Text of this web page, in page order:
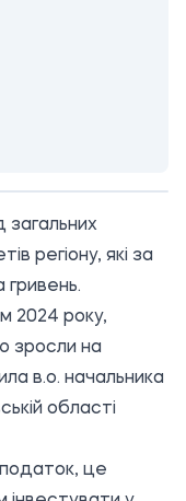
загальних
регіону, які за
гривень.
2024 року,
зросли на
в.о. начальника
області
це